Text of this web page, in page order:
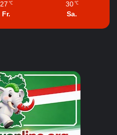
27 ℃
Fr.
30 ℃
Sa.